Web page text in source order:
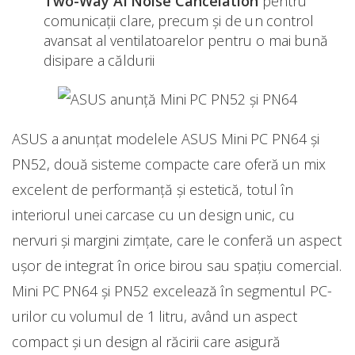
comunicații clare, precum și de un control
avansat al ventilatoarelor pentru o mai bună
disipare a căldurii
ASUS a anunțat modelele ASUS Mini PC PN64 și
PN52, două sisteme compacte care oferă un mix
excelent de performanță și estetică, totul în
interiorul unei carcase cu un design unic, cu
nervuri și margini zimțate, care le conferă un aspect
ușor de integrat în orice birou sau spațiu comercial.
Mini PC PN64 și PN52 excelează în segmentul PC-
urilor cu volumul de 1 litru, având un aspect
compact și un design al răcirii care asigură